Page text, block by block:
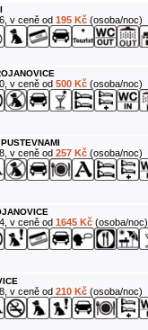
v ceně od 195 Kč(osoba/noc)
v ceně od 500 Kč(osoba/noc)
v ceně od 257 Kč(osoba/noc)
v ceně od 1645 Kč(osoba/noc)
v ceně od 210 Kč(osoba/noc)